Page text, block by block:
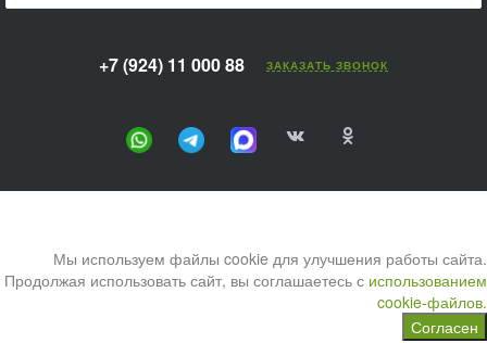
+7 (924) 11 000 88 ЗАКАЗАТЬ ЗВОНОК
Мы используем файлы cookie для улучшения работы сайта.
Продолжая использовать сайт, вы соглашаетесь с использованием
cookie-файлов.
Согласен